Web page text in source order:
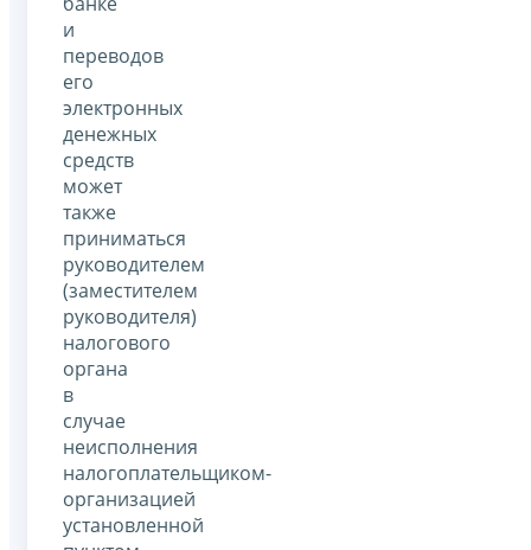
и
переводов
его
электронных
денежных
средств
может
также
приниматься
руководителем
(заместителем
руководителя)
налогового
органа
в
случае
неисполнения
налогоплательщиком-
организацией
установленной